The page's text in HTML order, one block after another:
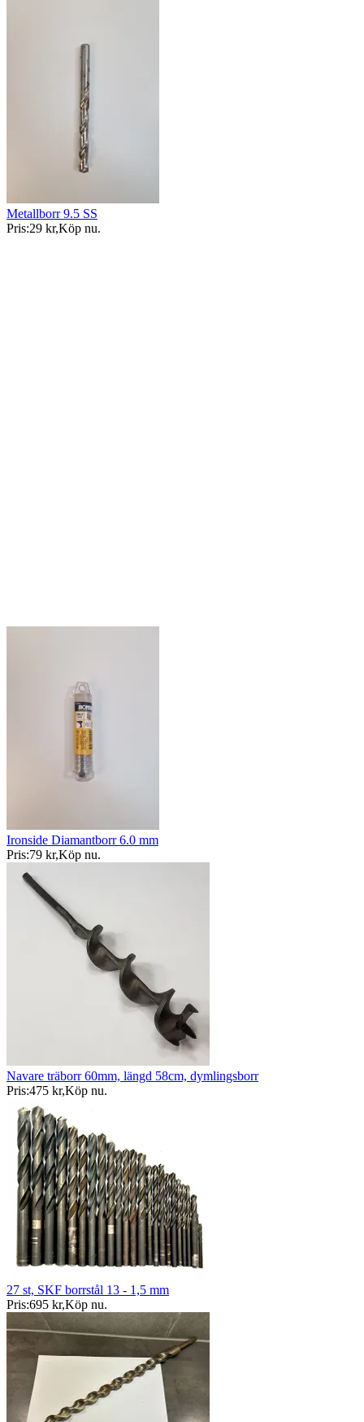
Metallborr 9.5 SS
Pris:29 kr,Köp nu.
Ironside Diamantborr 6.0 mm
Pris:79 kr,Köp nu.
Navare träborr 60mm, längd 58cm, dymlingsborr
Pris:475 kr,Köp nu.
27 st, SKF borrstål 13 - 1,5 mm
Pris:695 kr,Köp nu.